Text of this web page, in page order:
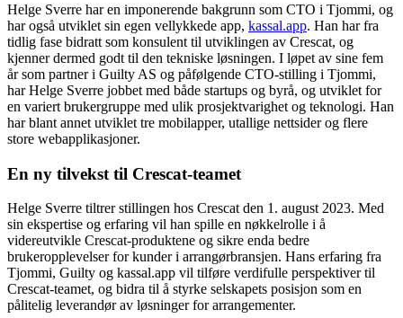
Helge Sverre har en imponerende bakgrunn som CTO i Tjommi, og
har også utviklet sin egen vellykkede app, kassal.app. Han har fra
tidlig fase bidratt som konsulent til utviklingen av Crescat, og
kjenner dermed godt til den tekniske løsningen. I løpet av sine fem
år som partner i Guilty AS og påfølgende CTO-stilling i Tjommi,
har Helge Sverre jobbet med både startups og byrå, og utviklet for
en variert brukergruppe med ulik prosjektvarighet og teknologi. Han
har blant annet utviklet tre mobilapper, utallige nettsider og flere
store webapplikasjoner.
En ny tilvekst til Crescat-teamet
Helge Sverre tiltrer stillingen hos Crescat den 1. august 2023. Med
sin ekspertise og erfaring vil han spille en nøkkelrolle i å
videreutvikle Crescat-produktene og sikre enda bedre
brukeropplevelser for kunder i arrangørbransjen. Hans erfaring fra
Tjommi, Guilty og kassal.app vil tilføre verdifulle perspektiver til
Crescat-teamet, og bidra til å styrke selskapets posisjon som en
pålitelig leverandør av løsninger for arrangementer.